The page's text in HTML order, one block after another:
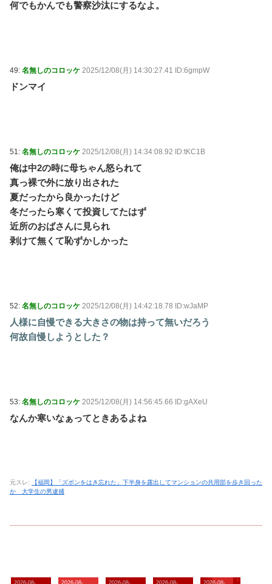
何でもかんでも警察沙汰にするなよ。
49: 名無しのコロッケ 2025/12/08(月) 14:30:27.41 ID:6gmpW
ドンマイ
51: 名無しのコロッケ 2025/12/08(月) 14:34:08.92 ID:tKC1B
俺は中2の時に母ちゃん怒られて
真っ裸で外に放り出された
夏だったから良かったけど
冬だったら寒くて投資してたはず
近所のおばさんに見られ
剥けて無くて恥ずかしかった
52: 名無しのコロッケ 2025/12/08(月) 14:42:18.78 ID:wJaMP
人様に自慢できる大きさの物は持って無いだろう
何故自慢しようとした？
53: 名無しのコロッケ 2025/12/08(月) 14:56:45.66 ID:gAXeU
なんか寒いなぁってときあるよね
元スレ:
【福岡】「ズボンをはき忘れた」下半身を露出してマンションの共用部を歩き回った
か 大学生の男逮捕